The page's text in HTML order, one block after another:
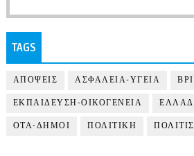
TAGS
ΑΠΟΨΕΙΣ ΑΣΦΑΛΕΙΑ-ΥΓΕΙΑ
ΕΚΠΑΙΔΕΥΣΗ-ΟΙΚΟΓΕΝΕΙΑ
ΟΤΑ-ΔΗΜΟΙ ΠΟΛΙΤΙΚΗ